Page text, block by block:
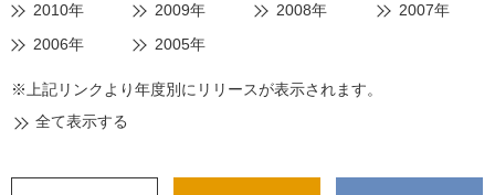
2010年
2009年 2008年
2007年
2006年
2005年
※上記リンクより年度別にリリースが表示されます。
全て表示する